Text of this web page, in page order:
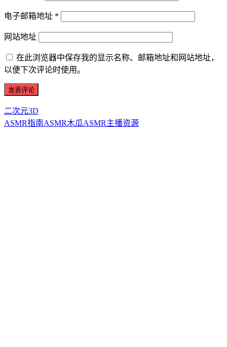
电子邮箱地址 *
网站地址
在此浏览器中保存我的显示名称、邮箱地址和网站地址，
以便下次评论时使用。
二次元3D
ASMR指南ASMR木瓜ASMR主播资源